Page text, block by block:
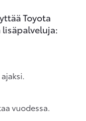
Toyota
vuodessa.